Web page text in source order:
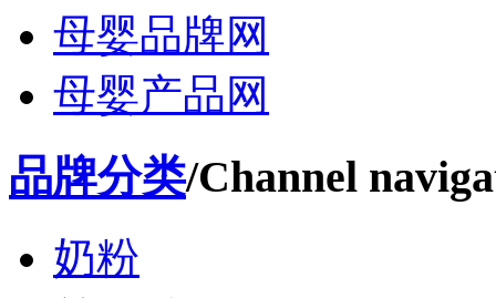
母婴品牌网
母婴产品网
品牌分类/Channel
奶粉